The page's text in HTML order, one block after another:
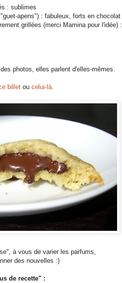
: sublimes
apens") : fabuleux, forts en chocolat
grillées (merci Mamina pour l'idée) :
photos, elles parlent d'elles-mêmes.
billet ou celui-là.
à vous de varier les parfums,
des nouvelles :)
de recette" :